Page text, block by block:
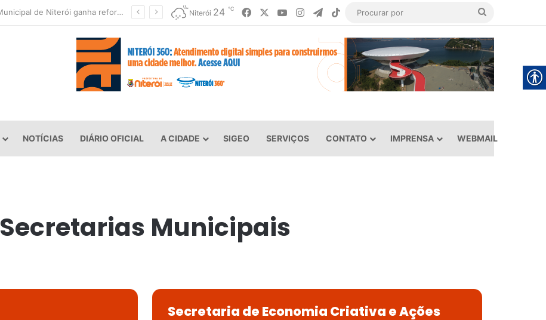
Rede Municipal de Niterói ganha reforço de 300 agentes de apoio escolar Niterói 24 ℃ FacebookYouTubeInstagramTelegram
TikTok
NOTÍCIAS DIÁRIO OFICIAL A CIDADE SIGEO SERVIÇOS CONTATO IMPRENSA WEBMAIL
Secretarias Municipais
Secretaria de Economia Criativa e Ações